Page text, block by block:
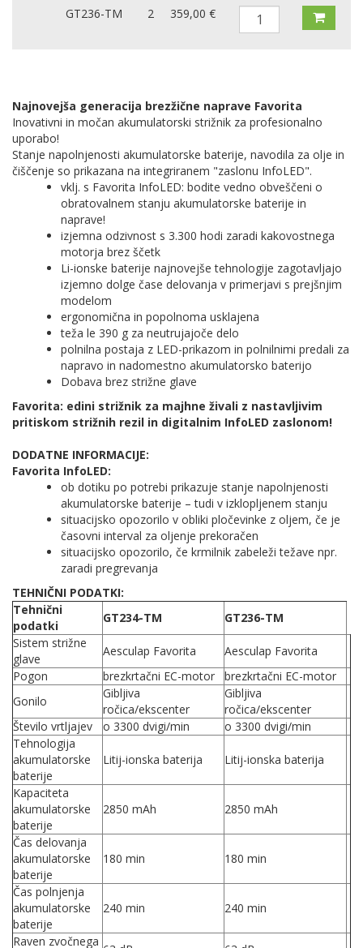
GT236-TM 2 359,00 €
Najnovejša generacija brezžične naprave Favorita
Inovativni in močan akumulatorski strižnik za profesionalno
uporabo!
Stanje napolnjenosti akumulatorske baterije, navodila za olje in
čiščenje so prikazana na integriranem "zaslonu InfoLED".
vklj. s Favorita InfoLED: bodite vedno obveščeni o
obratovalnem stanju akumulatorske baterije in
naprave!
izjemna odzivnost s 3.300 hodi zaradi kakovostnega
motorja brez ščetk
Li-ionske baterije najnovejše tehnologije zagotavljajo
izjemno dolge čase delovanja v primerjavi s prejšnjim
modelom
ergonomična in popolnoma usklajena
teža le 390 g za neutrujajoče delo
polnilna postaja z LED-prikazom in polnilnimi predali za
napravo in nadomestno akumulatorsko baterijo
Dobava brez strižne glave
Favorita: edini strižnik za majhne živali z nastavljivim
pritiskom strižnih rezil in digitalnim InfoLED zaslonom!
DODATNE INFORMACIJE:
Favorita InfoLED:
ob dotiku po potrebi prikazuje stanje napolnjenosti
akumulatorske baterije – tudi v izklopljenem stanju
situacijsko opozorilo v obliki pločevinke z oljem, če je
časovni interval za oljenje prekoračen
situacijsko opozorilo, če krmilnik zabeleži težave npr.
zaradi pregrevanja
TEHNIČNI PODATKI:
Tehnični
podatki
GT234-TM
GT236-TM
Sistem strižne
glave
Aesculap Favorita
Aesculap Favorita
Pogon
brezkrtačni EC-motor
brezkrtačni EC-motor
Gonilo
Gibljiva
ročica/ekscenter
Gibljiva
ročica/ekscenter
Število vrtljajev
o 3300 dvigi/min
o 3300 dvigi/min
Tehnologija
akumulatorske
baterije
Litij-ionska baterija Litij-ionska baterija
Kapaciteta
akumulatorske
baterije
2850 mAh 2850 mAh
Čas delovanja
akumulatorske
baterije
180 min 180 min
Čas polnjenja
akumulatorske
baterije
240 min 240 min
Raven zvočnega